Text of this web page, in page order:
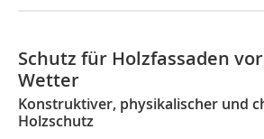
Schutz für Holzfassaden
Wetter
Konstruktiver, physikalischer und
Holzschutz